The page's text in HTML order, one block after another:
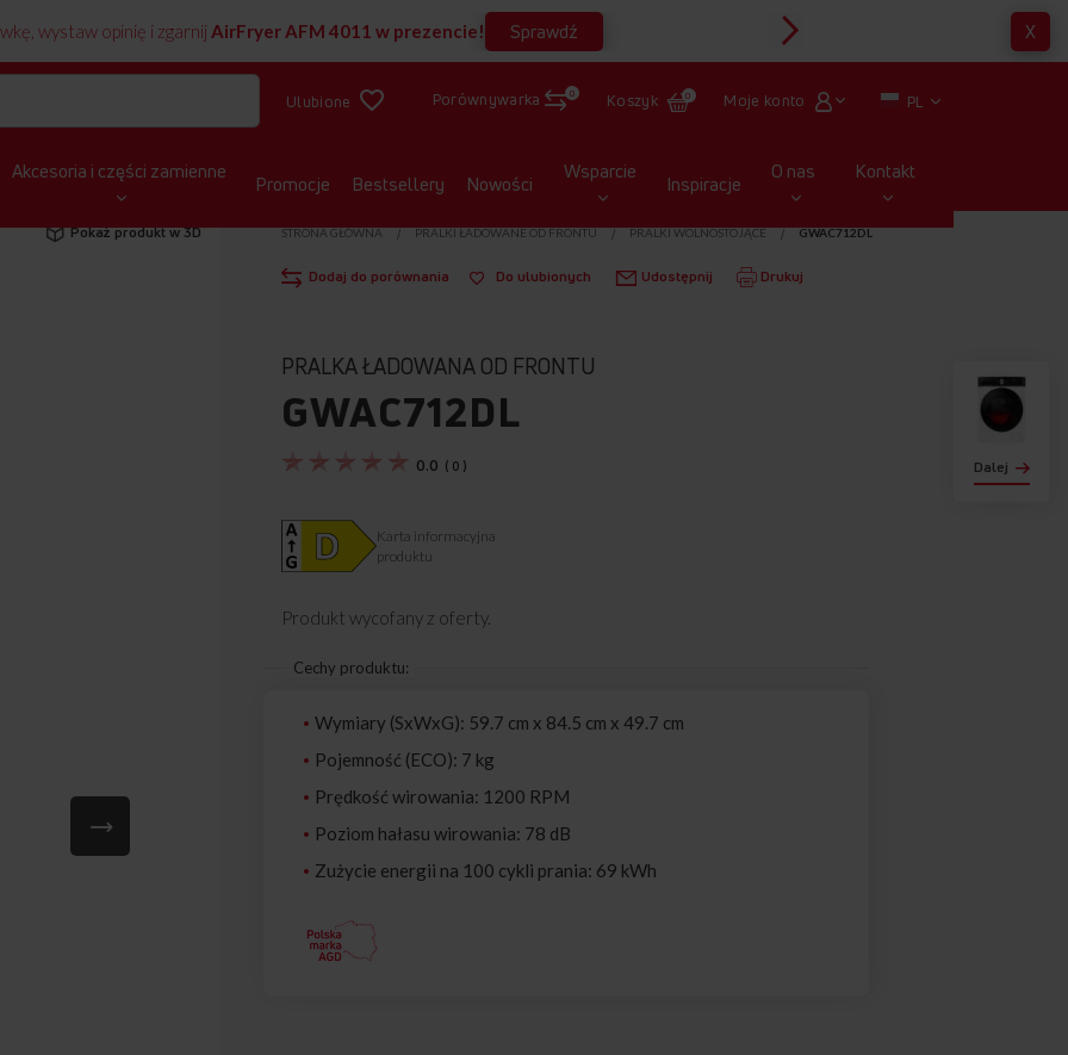
wystaw opinię i zgarnij AirFryer AFM 4011 w prezencie! Sprawdź X
Ulubione Porównywarka 0 Koszyk 0 Moje konto PL
Akcesoria i części zamienne Promocje Bestsellery Nowości Wsparcie Inspiracje O nas Kontakt
Dalej
Pokaż produkt w 3D STRONA GŁÓWNA PRALKI ŁADOWANE OD FRONTU PRALKI WOLNOSTOJĄCE GWAC712DL
Dodaj do porównania Do ulubionych Udostępnij Drukuj
PRALKA ŁADOWANA OD FRONTU
GWAC712DL
0.0 ( 0 )
Karta informacyjna
produktu
Produkt wycofany z oferty.
Cechy produktu:
Wymiary (SxWxG): 59.7 cm x 84.5 cm x 49.7 cm
Pojemność (ECO): 7 kg
Prędkość wirowania: 1200 RPM
Poziom hałasu wirowania: 78 dB
Zużycie energii na 100 cykli prania: 69 kWh